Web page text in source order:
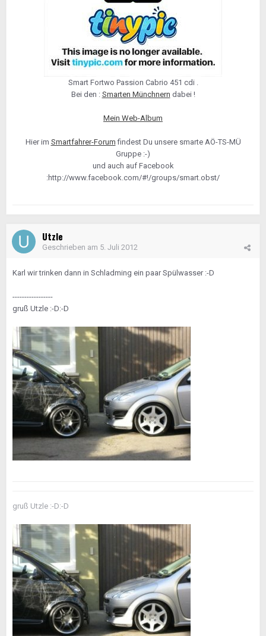
Smart Fortwo Passion Cabrio 451 cdi .
Bei den : Smarten Münchnern dabei !
Mein Web-Album
Hier im Smartfahrer-Forum findest Du unsere smarte AÖ-TS-MÜ
Gruppe :-)
und auch auf Facebook
:http://www.facebook.com/#!/groups/smart.obst/
Utzle
Geschrieben am 5. Juli 2012
Karl wir trinken dann in Schladming ein paar Spülwasser :-D
-----------------
gruß Utzle :-D:-D
gruß Utzle :-D:-D